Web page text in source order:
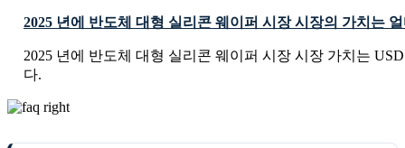
2025 년에 반도체 대형 실리콘 웨이퍼 시장 시장의 가치는
2025 년에 반도체 대형 실리콘 웨이퍼 시장 시장 가치는
다.